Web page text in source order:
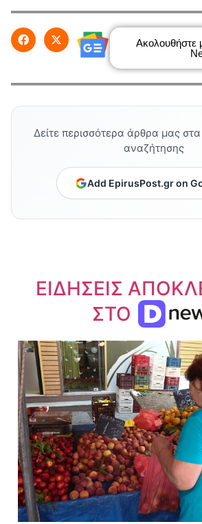
Ακολουθήστε
Δείτε περισσότερα άρθρα μας
αναζήτησης
Add EpirusPost.gr on
ΕΙΔΗΣΕΙΣ
ΣΤΟ